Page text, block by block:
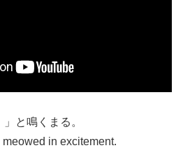
と鳴くまる。
in excitement.